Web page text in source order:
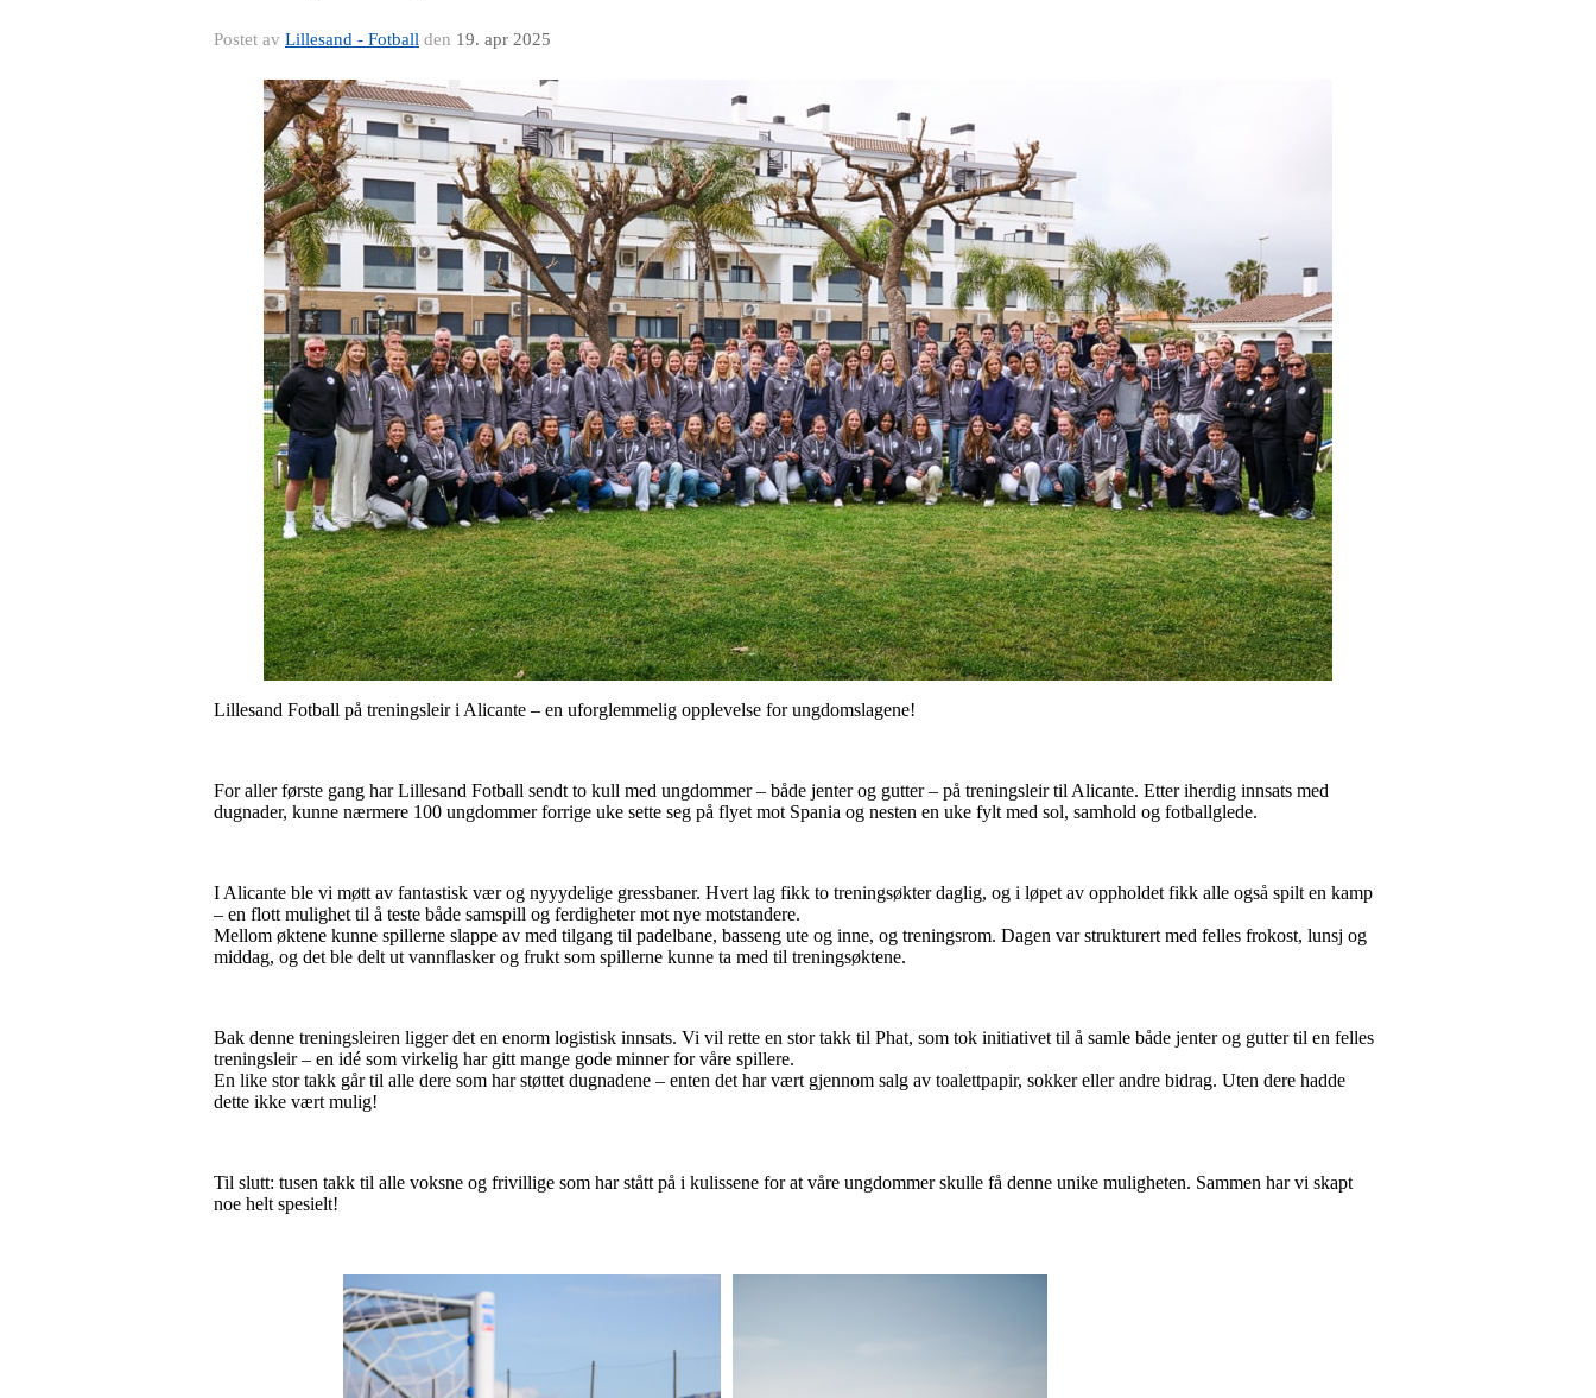
Postet av Lillesand - Fotball den 19. apr 2025
Lillesand Fotball på treningsleir i Alicante – en uforglemmelig opplevelse for ungdomslagene!
For aller første gang har Lillesand Fotball sendt to kull med ungdommer – både jenter og gutter – på treningsleir til Alicante. Etter iherdig innsats med
dugnader, kunne nærmere 100 ungdommer forrige uke sette seg på flyet mot Spania og nesten en uke fylt med sol, samhold og fotballglede.
I Alicante ble vi møtt av fantastisk vær og nyyydelige gressbaner. Hvert lag fikk to treningsøkter daglig, og i løpet av oppholdet fikk alle også spilt en kamp
– en flott mulighet til å teste både samspill og ferdigheter mot nye motstandere.
Mellom øktene kunne spillerne slappe av med tilgang til padelbane, basseng ute og inne, og treningsrom. Dagen var strukturert med felles frokost, lunsj og
middag, og det ble delt ut vannflasker og frukt som spillerne kunne ta med til treningsøktene.
Bak denne treningsleiren ligger det en enorm logistisk innsats. Vi vil rette en stor takk til Phat, som tok initiativet til å samle både jenter og gutter til en felles
treningsleir – en idé som virkelig har gitt mange gode minner for våre spillere.
En like stor takk går til alle dere som har støttet dugnadene – enten det har vært gjennom salg av toalettpapir, sokker eller andre bidrag. Uten dere hadde
dette ikke vært mulig!
Til slutt: tusen takk til alle voksne og frivillige som har stått på i kulissene for at våre ungdommer skulle få denne unike muligheten. Sammen har vi skapt
noe helt spesielt!